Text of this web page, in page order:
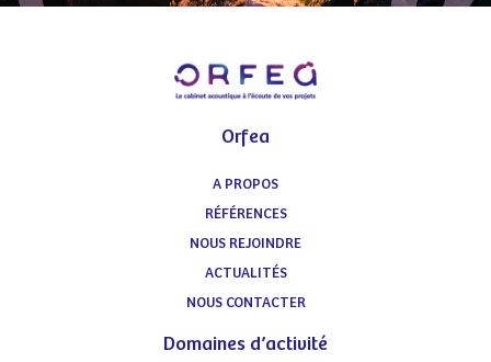
Orfea
A PROPOS
RÉFÉRENCES
NOUS REJOINDRE
ACTUALITÉS
NOUS CONTACTER
Domaines d’activité